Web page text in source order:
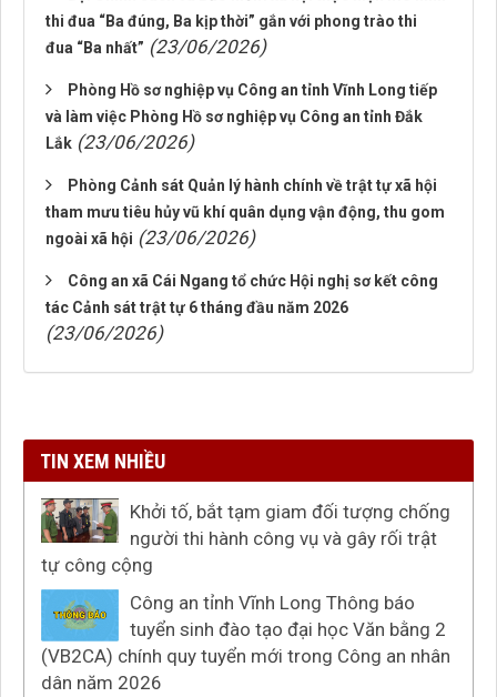
thi đua “Ba đúng, Ba kịp thời” gắn với phong trào thi
đua “Ba nhất” (23/06/2026)
Phòng Hồ sơ nghiệp vụ Công an tỉnh Vĩnh Long tiếp
và làm việc Phòng Hồ sơ nghiệp vụ Công an tỉnh Đắk
Lắk (23/06/2026)
Phòng Cảnh sát Quản lý hành chính về trật tự xã hội
tham mưu tiêu hủy vũ khí quân dụng vận động, thu gom
ngoài xã hội (23/06/2026)
Công an xã Cái Ngang tổ chức Hội nghị sơ kết công
tác Cảnh sát trật tự 6 tháng đầu năm 2026
(23/06/2026)
TIN XEM NHIỀU
Khởi tố, bắt tạm giam đối tượng chống
người thi hành công vụ và gây rối trật
tự công cộng
Công an tỉnh Vĩnh Long Thông báo
tuyển sinh đào tạo đại học Văn bằng 2
(VB2CA) chính quy tuyển mới trong Công an nhân
dân năm 2026